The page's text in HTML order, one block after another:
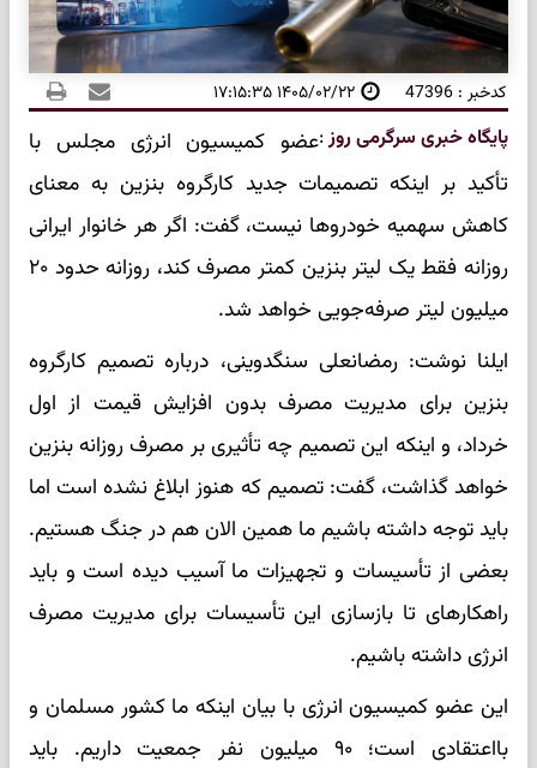
کدخبر : 47396 ۱۴۰۵/۰۲/۲۲ ۱۷:۱۵:۳۵
پایگاه خبری سرگرمی روز:عضو کمیسیون انرژی مجلس با
تأکید بر اینکه تصمیمات جدید کارگروه بنزین به معنای
کاهش سهمیه خودروها نیست، گفت: اگر هر خانوار ایرانی
روزانه فقط یک لیتر بنزین کمتر مصرف کند، روزانه حدود ۲۰
میلیون لیتر صرفه‌جویی خواهد شد.
ایلنا نوشت: رمضانعلی سنگدوینی، درباره تصمیم کارگروه
بنزین برای مدیریت مصرف بدون افزایش قیمت از اول
خرداد، و اینکه این تصمیم چه تأثیری بر مصرف روزانه بنزین
خواهد گذاشت، گفت: تصمیم که هنوز ابلاغ نشده است اما
باید توجه داشته باشیم ما همین الان هم در جنگ هستیم.
بعضی از تأسیسات و تجهیزات ما آسیب دیده است و باید
راهکارهای تا بازسازی این تأسیسات برای مدیریت مصرف
انرژی داشته باشیم.
این عضو کمیسیون انرژی با بیان اینکه ما کشور مسلمان و
بااعتقادی است؛ ۹۰ میلیون نفر جمعیت داریم. باید